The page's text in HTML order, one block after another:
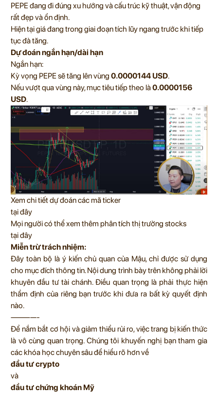
PEPE đang đi đúng xu hướng và cấu trúc kỹ thuật, vận động
rất đẹp và ổn định.
Hiện tại giá đang trong giai đoạn tích lũy ngang trước khi tiếp
tục đà tăng.
Dự đoán ngắn hạn/dài hạn
Ngắn hạn:
Kỳ vọng PEPE sẽ tăng lên vùng 0.0000144 USD.
Nếu vượt qua vùng này, mục tiêu tiếp theo là0.0000156
USD.
Xem chi tiết dự đoán các mã ticker
tại đây
Mọi người có thể xem thêm phân tích thị trường stocks
tại đây
Miễn trừ trách nhiệm:
Đây toàn bộ là ý kiến chủ quan của Mậu, chỉ được sử dụng
cho mục đích thông tin. Nội dung trình bày trên không phải lời
khuyên đầu tư tài chánh. Điều quan trọng là phải thực hiện
thẩm định của riêng bạn trước khi đưa ra bất kỳ quyết định
nào.
————-
Để nắm bắt cơ hội và giảm thiểu rủi ro, việc trang bị kiến thức
là vô cùng quan trọng. Chúng tôi khuyến nghị bạn tham gia
các khóa học chuyên sâu để hiểu rõ hơn về
đầu tư crypto
và
đầu tư chứng khoán Mỹ